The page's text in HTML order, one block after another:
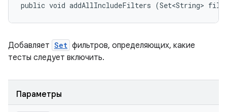
public void addAllIncludeFilters (Set<String>
Добавляет Set фильтров, определяющих, какие
тесты следует включить.
Параметры